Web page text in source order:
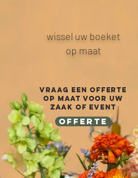
vraag een offerte
op maat voor uw
zaak of event
wissel uw boeket
op maat
OFFERTE